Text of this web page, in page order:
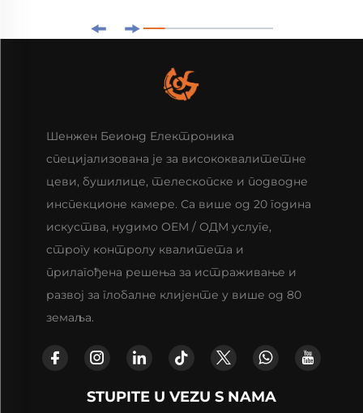
Шенжен Беионд Електроника
специјализована је за висококвалитетне
цеви, бушилице, телескопске и подводне
инспекционе камере. Са више од 20 година
искуства, нудимо ОЕМ / ОДМ услуге,
строгу контролу квалитета и
прилагођена решења за истраживање и
развој за глобалне клијенте у више од 80
земаља.
STUPITE U VEZU S NAMA